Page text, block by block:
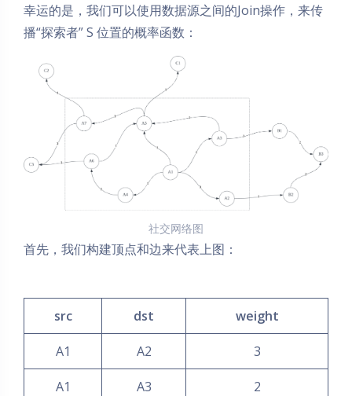
幸运的是，我们可以使用数据源之间的Join操作，来传
播“探索者” S 位置的概率函数：
社交网络图
首先，我们构建顶点和边来代表上图：
src dst weight
A1 A2 3
A1 A3 2